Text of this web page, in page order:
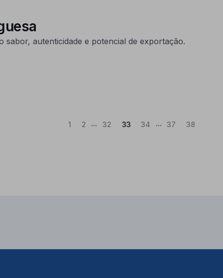
autenticidade e potencial de exportação.
1 2 ... 32 33(Atual)
34 ... 37 38